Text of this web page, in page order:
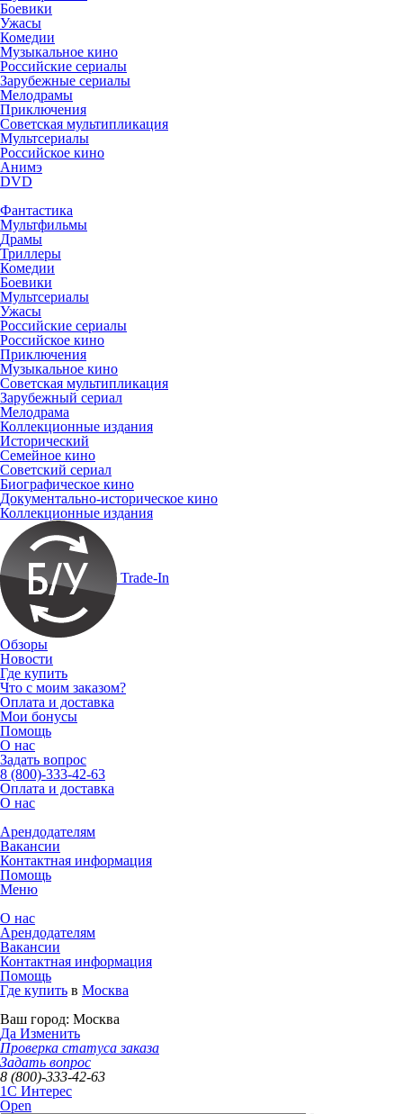
Боевики
Ужасы
Комедии
Музыкальное кино
Российские сериалы
Зарубежные сериалы
Мелодрамы
Приключения
Советская мультипликация
Мультсериалы
Российское кино
Анимэ
DVD
Фантастика
Мультфильмы
Драмы
Триллеры
Комедии
Боевики
Мультсериалы
Ужасы
Российские сериалы
Российское кино
Приключения
Музыкальное кино
Советская мультипликация
Зарубежный сериал
Мелодрама
Коллекционные издания
Исторический
Семейное кино
Советский сериал
Биографическое кино
Документально-историческое кино
Коллекционные издания
Trade-In
Обзоры
Новости
Где купить
Что с моим заказом?
Оплата и доставка
Мои бонусы
Помощь
О нас
Задать вопрос
8 (800)-333-42-63
Оплата и доставка
О нас
Арендодателям
Вакансии
Контактная информация
Помощь
Меню
О нас
Арендодателям
Вакансии
Контактная информация
Помощь
Где купить в Москва
Ваш город: Москва
Да Изменить
Проверка статуса заказа
Задать вопрос
8 (800)-333-42-63
1C Интерес
Open